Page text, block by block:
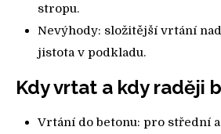
stropu.
Nevýhody: složitější vrtání
jistota v podkladu.
Kdy vrtat a kdy raději
Vrtání do betonu: pro střední a